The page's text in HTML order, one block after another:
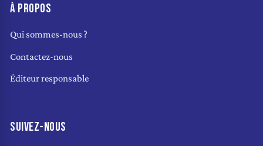
À PROPOS
Qui sommes-nous ?
Contactez-nous
Éditeur responsable
SUIVEZ-NOUS